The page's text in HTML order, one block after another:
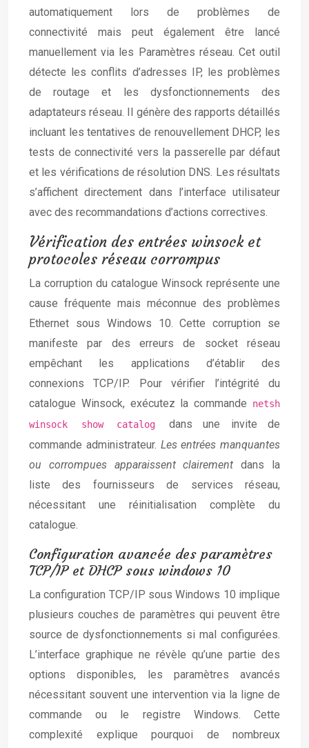
automatiquement lors de problèmes de
connectivité mais peut également être lancé
manuellement via les Paramètres réseau. Cet outil
détecte les conflits d’adresses IP, les problèmes
de routage et les dysfonctionnements des
adaptateurs réseau. Il génère des rapports détaillés
incluant les tentatives de renouvellement DHCP, les
tests de connectivité vers la passerelle par défaut
et les vérifications de résolution DNS. Les résultats
s’affichent directement dans l’interface utilisateur
avec des recommandations d’actions correctives.
Vérification des entrées winsock et
protocoles réseau corrompus
La corruption du catalogue Winsock représente une
cause fréquente mais méconnue des problèmes
Ethernet sous Windows 10. Cette corruption se
manifeste par des erreurs de socket réseau
empêchant les applications d’établir des
connexions TCP/IP. Pour vérifier l’intégrité du
catalogue Winsock, exécutez la commande
netsh
winsock show catalog dans une invite de
commande administrateur. Les entrées manquantes
ou corrompues apparaissent clairementdans la
liste des fournisseurs de services réseau,
nécessitant une réinitialisation complète du
catalogue.
Configuration avancée des paramètres
TCP/IP et DHCP sous windows 10
La configuration TCP/IP sous Windows 10 implique
plusieurs couches de paramètres qui peuvent être
source de dysfonctionnements si mal configurées.
L’interface graphique ne révèle qu’une partie des
options disponibles, les paramètres avancés
nécessitant souvent une intervention via la ligne de
commande ou le registre Windows. Cette
complexité explique pourquoi de nombreux